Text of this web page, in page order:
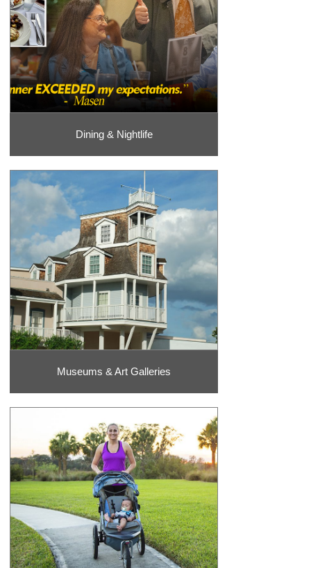
Dining & Nightlife
Museums & Art Galleries